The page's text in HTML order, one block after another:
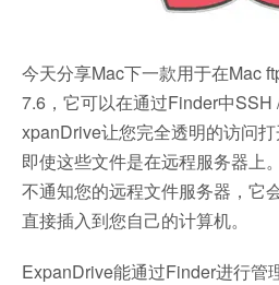
今天分享Mac下一款用于在Mac
7.6，它可以在通过Finder中
xpanDrive让您完全透明的访问打
即使这些文件是在远程服务器上
不通知您的远程文件服务器，它
直接插入到您自己的计算机。
ExpanDrive能通过Finder进行管